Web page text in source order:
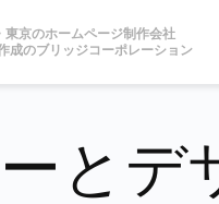
東京のホームページ制作会社
成のブリッジコーポレーション
と デ